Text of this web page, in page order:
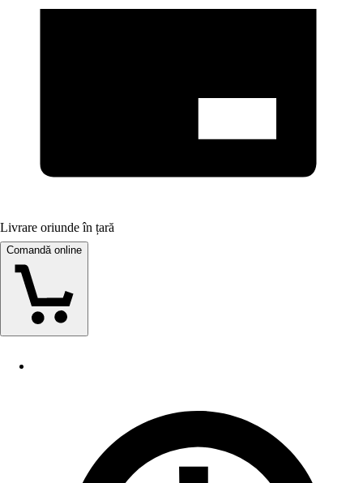
Livrare oriunde în țară
Comandă online